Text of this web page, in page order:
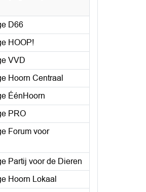
D66
HOOP!
VVD
Hoorn Centraal
ÉénHoorn
PRO
Forum voor
Partij voor de Dieren
Hoorn Lokaal